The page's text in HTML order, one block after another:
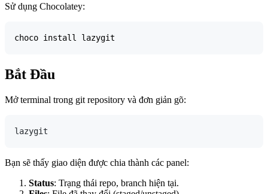
Sử dụng Chocolatey:
Bắt Đầu
Mở terminal trong git repository và đơn giản gõ:
Bạn sẽ thấy giao diện được chia thành các panel:
Status: Trạng thái repo, branch hiện tại.